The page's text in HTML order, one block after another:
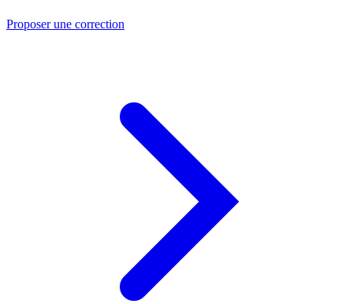
Proposer une correction